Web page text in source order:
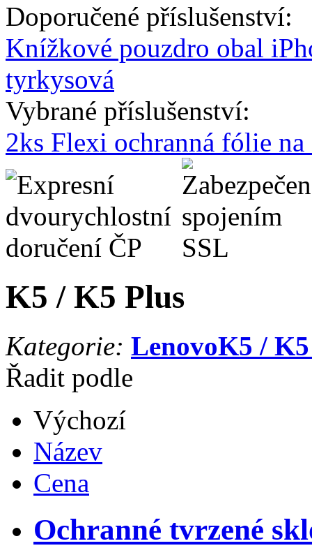
Doporučené příslušenství:
Knížkové pouzdro obal
tyrkysová
Vybrané příslušenství:
2ks Flexi ochranná fólie
K5 / K5 Plus
Kategorie: LenovoK5 /
Řadit podle
Výchozí
Název
Cena
Ochranné tvrzené